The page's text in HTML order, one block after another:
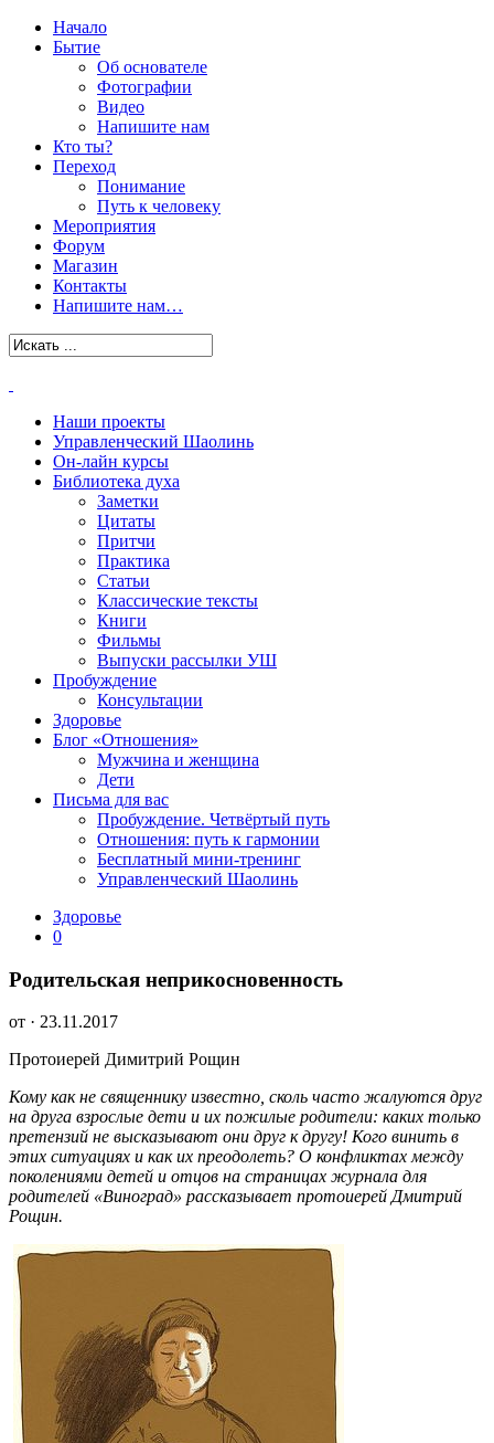
Начало
Бытие
Об основателе
Фотографии
Видео
Напишите нам
Кто ты?
Переход
Понимание
Путь к человеку
Мероприятия
Форум
Магазин
Контакты
Напишите нам…
Наши проекты
Управленческий Шаолинь
Он-лайн курсы
Библиотека духа
Заметки
Цитаты
Притчи
Практика
Статьи
Классические тексты
Книги
Фильмы
Выпуски рассылки УШ
Пробуждение
Консультации
Здоровье
Блог «Отношения»
Мужчина и женщина
Дети
Письма для вас
Пробуждение. Четвёртый путь
Отношения: путь к гармонии
Бесплатный мини-тренинг
Управленческий Шаолинь
Здоровье
0
Родительская неприкосновенность
от · 23.11.2017
Протоиерей Димитрий Рощин
Кому как не священнику известно, сколь часто жалуются друг
на друга взрослые дети и их пожилые родители: каких только
претензий не высказывают они друг к другу! Кого винить в
этих ситуациях и как их преодолеть? О конфликтах между
поколениями детей и отцов на страницах журнала для
родителей «Виноград» рассказывает протоиерей Дмитрий
Рощин.